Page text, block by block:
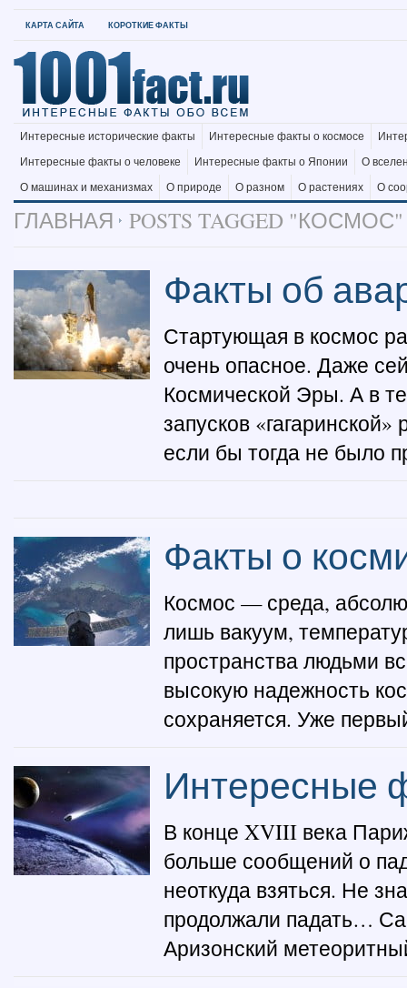
КАРТА САЙТА КОРОТКИЕ ФАКТЫ
Интересные исторические факты Интересные факты о космосе
Интересные факты о человеке
Интересные факты о Японии
О
О машинах и механизмах
О природе О разном О растениях О
ГЛАВНАЯ POSTS TAGGED "КОСМОС"
Факты об
Стартующая в космос
очень опасное. Даже
Космической Эры. А в те
запусков
если бы тогда не было
Факты о
Космос — среда,
лишь вакуум,
пространства людьми
высокую надежность
сохраняется. Уже
Интересные
В конце XVIII века
больше сообщений о
неоткуда взяться. Не
продолжали падать…
Аризонский